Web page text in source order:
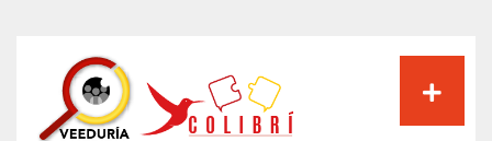
principal